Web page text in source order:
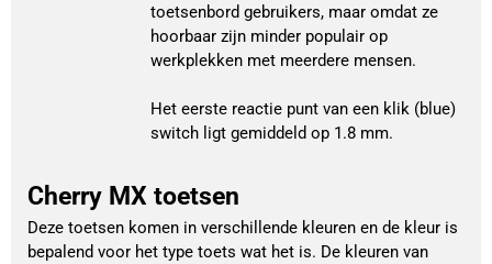
toetsenbord gebruikers, maar omdat ze
hoorbaar zijn minder populair op
werkplekken met meerdere mensen.
Het eerste reactie punt van een klik (blue)
switch ligt gemiddeld op 1.8 mm.
Cherry MX toetsen
Deze toetsen komen in verschillende kleuren en de kleur is
bepalend voor het type toets wat het is. De kleuren van